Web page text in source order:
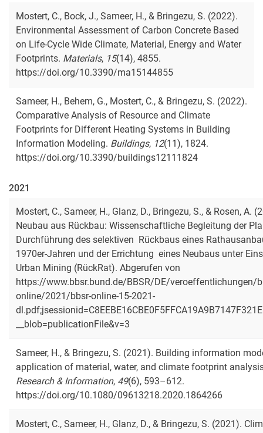
Mostert, C., Bock, J., Sameer, H., & Bringezu, S. (2022).
Environmental Assessment of Carbon Concrete Based
on Life-Cycle Wide Climate, Material, Energy and Water
Footprints. Materials, 15(14), 4855.
https://doi.org/10.3390/ma15144855
Sameer, H., Behem, G., Mostert, C., & Bringezu, S. (2022).
Comparative Analysis of Resource and Climate
Footprints for Different Heating Systems in Building
Information Modeling. Buildings, 12(11), 1824.
https://doi.org/10.3390/buildings12111824
2021
Mostert, C., Sameer, H., Glanz, D., Bringezu, S., & Rosen, A.
Neubau aus Rückbau: Wissenschaftliche Begleitung der
Durchführung des selektiven Rückbaus eines
1970er-Jahren und der Errichtung eines Neubaus unter
Urban Mining (RückRat). Abgerufen von
https://www.bbsr.bund.de/BBSR/DE/veroeffentlichungen/
online/2021/bbsr-online-15-2021-
__blob=publicationFile&v=3
Sameer, H., & Bringezu, S. (2021). Building information
application of material, water, and climate footprint
Research & Information, 49(6), 593–612.
https://doi.org/10.1080/09613218.2020.1864266
Mostert, C., Sameer, H., Glanz, D., & Bringezu, S. (2021).